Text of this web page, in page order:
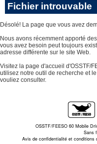
Fichier introuvable
Désolé! La page que vous avez
Nous avons récemment apporté
vous avez besoin peut toujours
adresse différente sur le site Web.
Visitez la page d'accueil d'OSSTF/
utilisez notre outil de recherche et
vouliez consulter.
OSSTF/FEESO 60 Mobile
Sans
Avis de confidentialité et conditions